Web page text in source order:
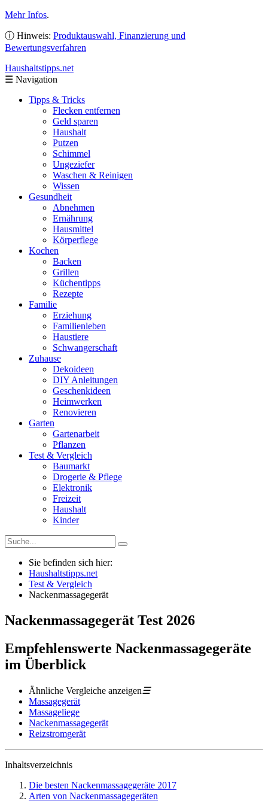
Mehr Infos.
ⓘ Hinweis: Produktauswahl, Finanzierung und
Bewertungsverfahren
Haushaltstipps.net
☰ Navigation
Tipps & Tricks
Flecken entfernen
Geld sparen
Haushalt
Putzen
Schimmel
Ungeziefer
Waschen & Reinigen
Wissen
Gesundheit
Abnehmen
Ernährung
Hausmittel
Körperflege
Kochen
Backen
Grillen
Küchentipps
Rezepte
Familie
Erziehung
Familienleben
Haustiere
Schwangerschaft
Zuhause
Dekoideen
DIY Anleitungen
Geschenkideen
Heimwerken
Renovieren
Garten
Gartenarbeit
Pflanzen
Test & Vergleich
Baumarkt
Drogerie & Pflege
Elektronik
Freizeit
Haushalt
Kinder
Sie befinden sich hier:
Haushaltstipps.net
Test & Vergleich
Nackenmassagegerät
Nackenmassagegerät Test 2026
Empfehlenswerte Nackenmassagegeräte
im Überblick
Ähnliche Vergleiche anzeigen☰
Massagegerät
Massageliege
Nackenmassagegerät
Reizstromgerät
Inhaltsverzeichnis
Die besten Nackenmassagegeräte 2017
Arten von Nackenmassagegeräten